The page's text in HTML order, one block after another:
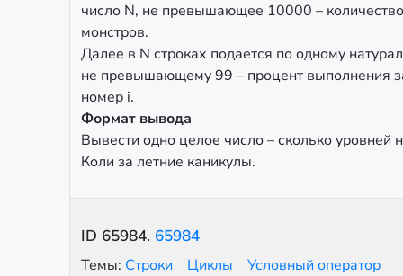
число N, не превышающее 10000 –
монстров.
Далее в N строках подается по одному
не превышающему 99 – процент выполнения
номер i.
Формат вывода
Вывести одно целое число – сколько уровней
Коли за летние каникулы.
ID 65984. 65984
Темы: Строки Циклы
Условный оператор